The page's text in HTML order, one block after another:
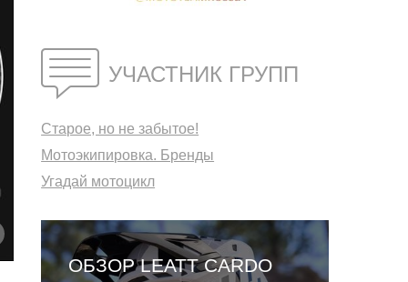
УЧАСТНИК ГРУПП
Старое, но не забытое!
Мотоэкипировка. Бренды
Угадай мотоцикл
ОБЗОР LEATT CARDO